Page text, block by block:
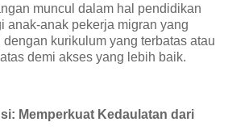
muncul dalam hal pendidikan
anak-anak pekerja migran yang
kurikulum yang terbatas atau
demi akses yang lebih baik.
Memperkuat Kedaulatan dari